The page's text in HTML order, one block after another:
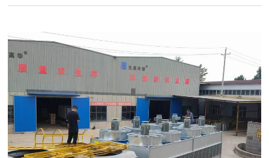
资质荣誉
客户案例
联系我们